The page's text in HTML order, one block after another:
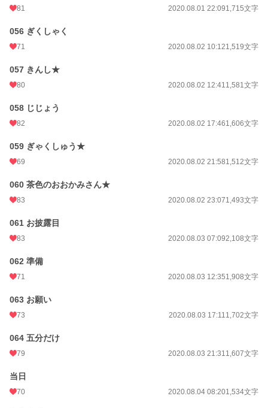
81 2020.08.01 22:091,715文字
056 ぎくしゃく
71 2020.08.02 10:121,519文字
057 きんし★
80 2020.08.02 12:411,581文字
058 じじょう
82 2020.08.02 17:461,606文字
059 ぎゃくしゅう★
69 2020.08.02 21:581,512文字
060 茶色のおおかみさん★
83 2020.08.02 23:071,493文字
061 お披露目
83 2020.08.03 07:092,108文字
062 準備
71 2020.08.03 12:351,908文字
063 お願い
73 2020.08.03 17:111,702文字
064 五分だけ
79 2020.08.03 21:311,607文字
当日
70 2020.08.04 08:201,534文字